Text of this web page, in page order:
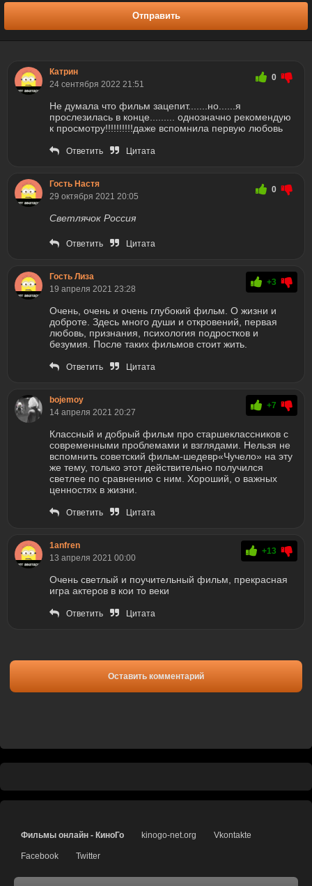
Отправить
Катрин
24 сентября 2022 21:51
0
Не думала что фильм зацепит.......но......я
прослезилась в конце......... однозначно рекомендую
к просмотру!!!!!!!!!!даже вспомнила первую любовь
Ответить Цитата
Гость Настя
29 октября 2021 20:05
0
Светлячок Россия
Ответить Цитата
Гость Лиза
19 апреля 2021 23:28
+3
Очень, очень и очень глубокий фильм. О жизни и
доброте. Здесь много души и откровений, первая
любовь, признания, психология подростков и
безумия. После таких фильмов стоит жить.
Ответить Цитата
bojemoy
14 апреля 2021 20:27
+7
Классный и добрый фильм про старшеклассников с
современными проблемами и взглядами. Нельзя не
вспомнить советский фильм-шедевр«Чучело» на эту
же тему, только этот действительно получился
светлее по сравнению с ним. Хороший, о важных
ценностях в жизни.
Ответить Цитата
1anfren
13 апреля 2021 00:00
+13
Очень светлый и поучительный фильм, прекрасная
игра актеров в кои то веки
Ответить Цитата
Оставить комментарий
Фильмы онлайн - КиноГо kinogo-net.org Vkontakte
Facebook Twitter